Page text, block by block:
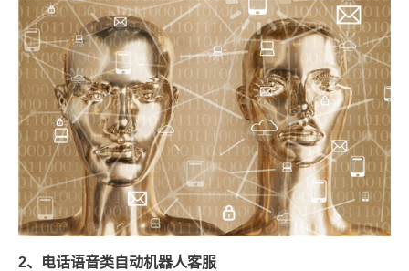
2、电话语音类自动机器人客服